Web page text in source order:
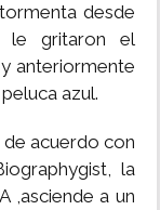
desde
le gritaron el
anteriormente
azul.
acuerdo con
la
,asciende a un